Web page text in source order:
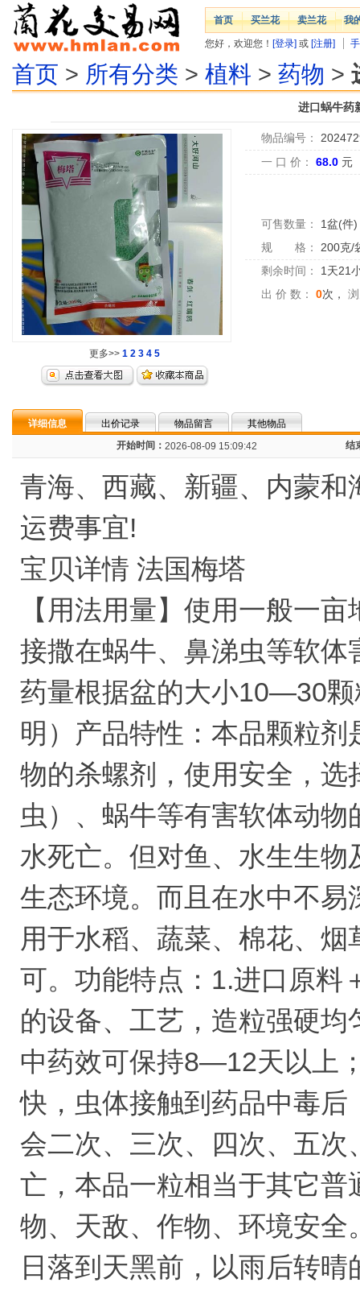
首页 买兰花 卖兰花 我
您好，欢迎您！ [登录] 或 [注册]
首页 > 所有分类 > 植料 > 药物 >
进口蜗牛药
更多>> 1 2 3 4 5
物品编号：
一 口 价：
68.0 元
可售数量： 1盆(件)
规 格：
200克/
剩余时间：
1天21
出 价 数：
0次，
详细信息 出价记录 物品留言
其他物品
开始时间： 2026-08-09 15:09:42 结
青海、西藏、新疆、内蒙
运费事宜!
宝贝详情 法国梅塔
【用法用量】使用一般一
接撒在蜗牛、鼻涕虫等软
药量根据盆的大小10―30
明）产品特性：本品颗粒
物的杀螺剂，使用安全，
虫）、蜗牛等有害软体动
水死亡。但对鱼、水生生
生态环境。而且在水中不
用于水稻、蔬菜、棉花、
可。功能特点：1.进口原料
的设备、工艺，造粒强硬
中药效可保持8―12天以上
快，虫体接触到药品中毒
会二次、三次、四次、五
亡，本品一粒相当于其它
物、天敌、作物、环境安
日落到天黑前，以雨后转